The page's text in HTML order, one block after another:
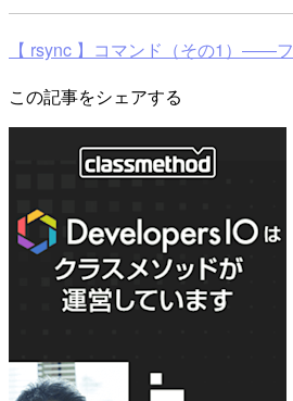
【 rsync 】コマンド（その1）――
この記事をシェアする